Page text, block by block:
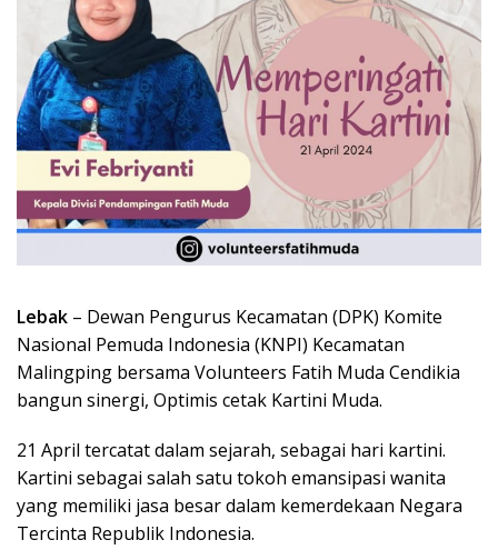
Lebak – Dewan Pengurus Kecamatan (DPK) Komite
Nasional Pemuda Indonesia (KNPI) Kecamatan
Malingping bersama Volunteers Fatih Muda Cendikia
bangun sinergi, Optimis cetak Kartini Muda.
21 April tercatat dalam sejarah, sebagai hari kartini.
Kartini sebagai salah satu tokoh emansipasi wanita
yang memiliki jasa besar dalam kemerdekaan Negara
Tercinta Republik Indonesia.